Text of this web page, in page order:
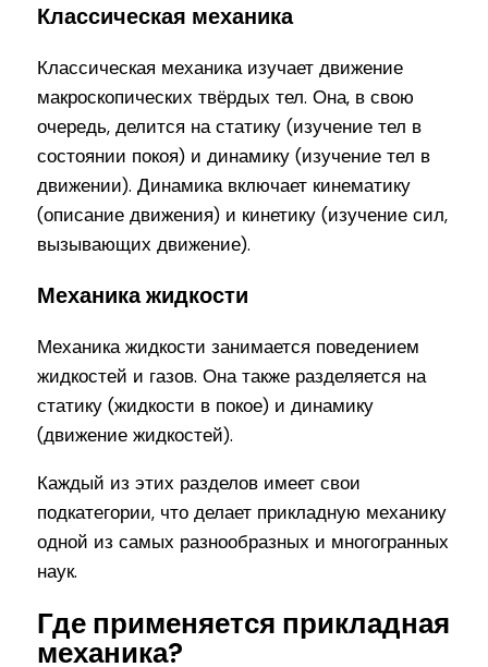
Классическая механика
Классическая механика изучает движение
макроскопических твёрдых тел. Она, в свою
очередь, делится на статику (изучение тел в
состоянии покоя) и динамику (изучение тел в
движении). Динамика включает кинематику
(описание движения) и кинетику (изучение сил,
вызывающих движение).
Механика жидкости
Механика жидкости занимается поведением
жидкостей и газов. Она также разделяется на
статику (жидкости в покое) и динамику
(движение жидкостей).
Каждый из этих разделов имеет свои
подкатегории, что делает прикладную механику
одной из самых разнообразных и многогранных
наук.
Где применяется прикладная
механика?